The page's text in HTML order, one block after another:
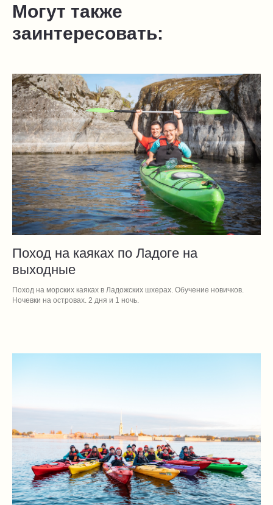
Могут также
заинтересовать:
Поход на каяках по Ладоге на
выходные
Поход на морских каяках в Ладожских шхерах. Обучение новичков.
Ночевки на островах. 2 дня и 1 ночь.